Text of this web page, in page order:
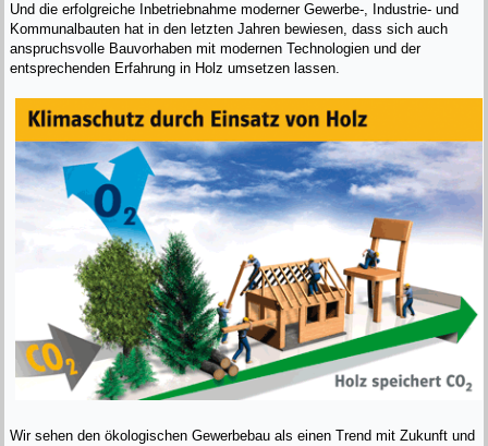
Und die erfolgreiche Inbetriebnahme moderner Gewerbe-, Industrie- und
Kommunalbauten hat in den letzten Jahren bewiesen, dass sich auch
anspruchsvolle Bauvorhaben mit modernen Technologien und der
entsprechenden Erfahrung in Holz umsetzen lassen.
Wir sehen den ökologischen Gewerbebau als einen Trend mit Zukunft und